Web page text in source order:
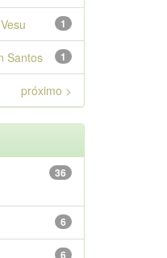
1
1
Santos
próximo >
36
6
6